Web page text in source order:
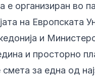
е организиран во
на Европската
и
и просторно
за една од